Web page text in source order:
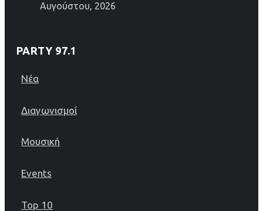
Αυγούστου, 2026
PARTY 97.1
Νέα
Διαγωνισμοί
Μουσική
Events
Top 10